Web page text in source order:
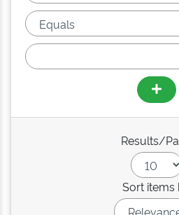
Results/
Sort items